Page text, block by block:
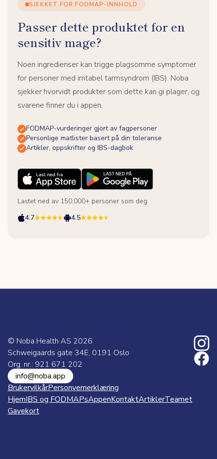
SJEKKET FOR FODMAP-INNHOLD
Passer dette produktet for en
sensitiv mage?
Noen ingredienser kan trigge plagsomme symptomer
for personer med irritabel tarmsyndrom (IBS). Noba
sjekker hvorvidt produkter som dette kan gi plager, og
svarene finner du i appen.
FODMAP-vurderinger gjort av fagpersoner
Personlige matlister basert på din toleranse
Artikler, oppskrifter og IBS-dagbok
Lastet ned av 150,000+ personer som deg
4.7
4.5
© Noba Health AS 2026
Schweigaards gate 34E, 0191 Oslo
Org. nr.: 921 671 202
info@noba.app
BrukervilkårPersonvernerklæring
HjemIBS og FODMAPsAppenKontaktArtiklerTeamet
Gavekort